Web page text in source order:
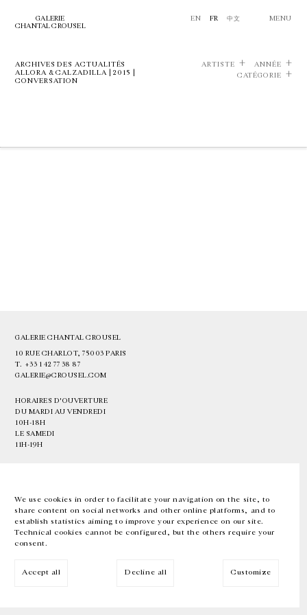
We use cookies in order to facilitate your navigation on the site, to
share content on social networks and other online platforms, and to
establish statistics aiming to improve your experience on our site.
Technical cookies cannot be configured, but the others require your
consent.
Accept all Decline all Customize
GALERIE
CHANTAL CROUSEL
EN FR 中文 MENU
ARCHIVES DES ACTUALITÉS
ALLORA & CALZADILLA | 2015 |
CONVERSATION
ARTISTE
ANNÉE
CATÉGORIE
GALERIE CHANTAL CROUSEL
10 RUE CHARLOT, 75003 PARIS
T. +33 1 42 77 38 87
GALERIE@CROUSEL.COM
HORAIRES D'OUVERTURE
DU MARDI AU VENDREDI
10H-18H
LE SAMEDI
11H-19H
EN FR 中文 Facebook Instagram
Inscrivez-vous à notre newsletter